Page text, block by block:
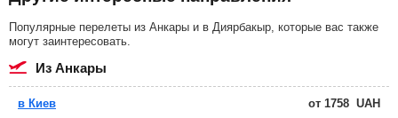
Популярные перелеты из Анкары и в Диярбакыр, которые вас также
могут заинтересовать.
из Анкары
в Киев от 1758 UAH